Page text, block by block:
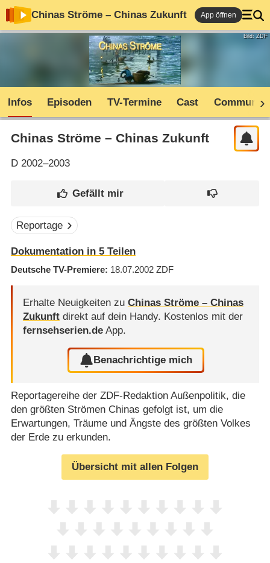
Chinas Ströme – Chinas Zukunft App öffnen
Bild: ZDF
Infos Episoden TV-Termine Cast Community
Chinas Ströme – Chinas Zukunft
D2002–2003
Reportage
Dokumentation in 5 Teilen
Deutsche TV-Premiere 18.07.2002 ZDF
Erhalte Neuigkeiten zu Chinas Ströme – Chinas
Zukunftdirekt auf dein Handy. Kostenlos mit der
fernsehserien.deApp.
Benachrichtige mich
Reportagereihe der ZDF-Redaktion Außenpolitik, die
den größten Strömen Chinas gefolgt ist, um die
Erwartungen, Träume und Ängste des größten Volkes
der Erde zu erkunden.
Übersicht mit allen Folgen